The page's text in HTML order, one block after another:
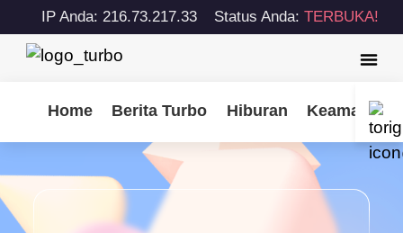
IP Anda: 216.73.217.33 Status Anda:TERBUKA!
Home Berita Turbo Hiburan Keamanan